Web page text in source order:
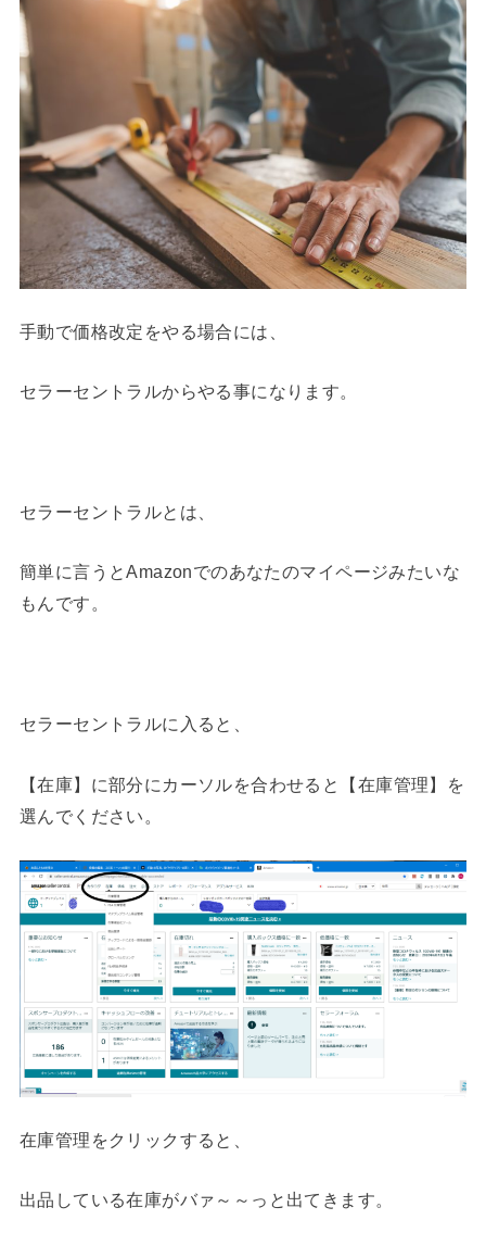
手動で価格改定をやる場合には、
セラーセントラルからやる事になります。
セラーセントラルとは、
簡単に言うとAmazonでのあなたのマイページみたいな
もんです。
セラーセントラルに入ると、
【在庫】に部分にカーソルを合わせると【在庫管理】を
選んでください。
在庫管理をクリックすると、
出品している在庫がバァ～～っと出てきます。